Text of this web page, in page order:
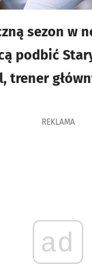
sezon w
podbić
trener
REKLAMA
ad